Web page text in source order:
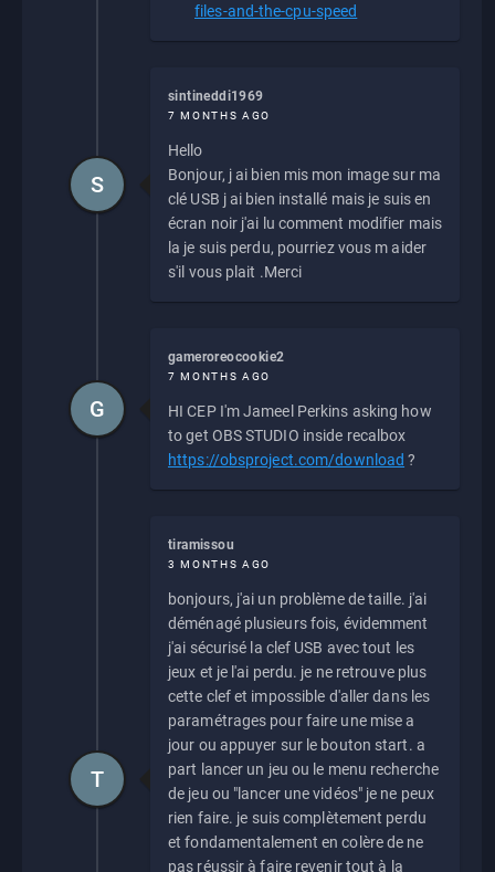
files-and-the-cpu-speed
sintineddi1969
7 MONTHS AGO
Hello
Bonjour, j ai bien mis mon image sur ma
clé USB j ai bien installé mais je suis en
écran noir j'ai lu comment modifier mais
la je suis perdu, pourriez vous m aider
s'il vous plait .Merci
S
gameroreocookie2
7 MONTHS AGO
HI CEP I'm Jameel Perkins asking how
to get OBS STUDIO inside recalbox
https://obsproject.com/download ?
G
tiramissou
3 MONTHS AGO
bonjours, j'ai un problème de taille. j'ai
déménagé plusieurs fois, évidemment
j'ai sécurisé la clef USB avec tout les
jeux et je l'ai perdu. je ne retrouve plus
cette clef et impossible d'aller dans les
paramétrages pour faire une mise a
jour ou appuyer sur le bouton start. a
part lancer un jeu ou le menu recherche
de jeu ou "lancer une vidéos" je ne peux
rien faire. je suis complètement perdu
et fondamentalement en colère de ne
pas réussir à faire revenir tout à la
T